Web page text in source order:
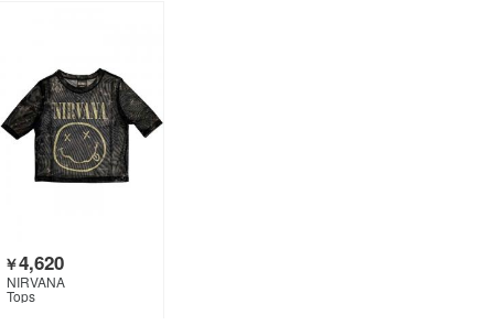
￥4,620
NIRVANA
Tops